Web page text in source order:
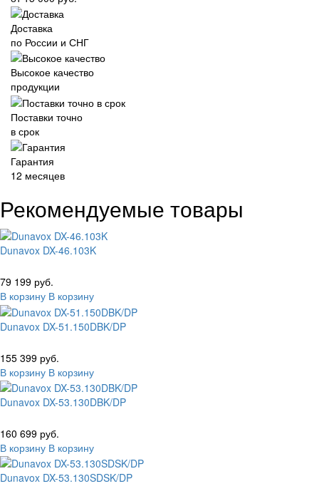
Доставка
по России и СНГ
Высокое качество
продукции
Поставки точно
в срок
Гарантия
12 месяцев
Рекомендуемые товары
Dunavox DX-46.103K
79 199 руб.
В корзину В корзину
Dunavox DX-51.150DBK/DP
155 399 руб.
В корзину В корзину
Dunavox DX-53.130DBK/DP
160 699 руб.
В корзину В корзину
Dunavox DX-53.130SDSK/DP